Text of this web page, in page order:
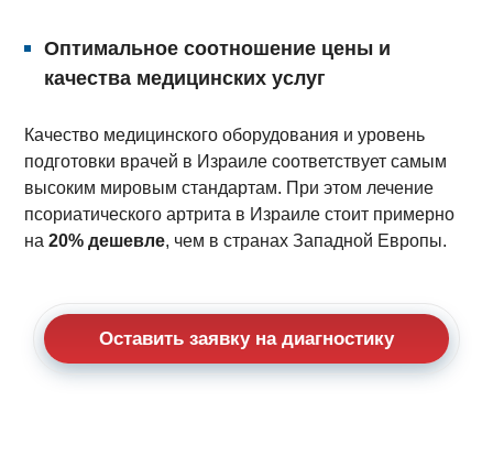
Оптимальное соотношение цены и
качества медицинских услуг
Качество медицинского оборудования и уровень
подготовки врачей в Израиле соответствует самым
высоким мировым стандартам. При этом лечение
псориатического артрита в Израиле стоит примерно
на20% дешевле, чем в странах Западной Европы.
Оставить заявку на диагностику